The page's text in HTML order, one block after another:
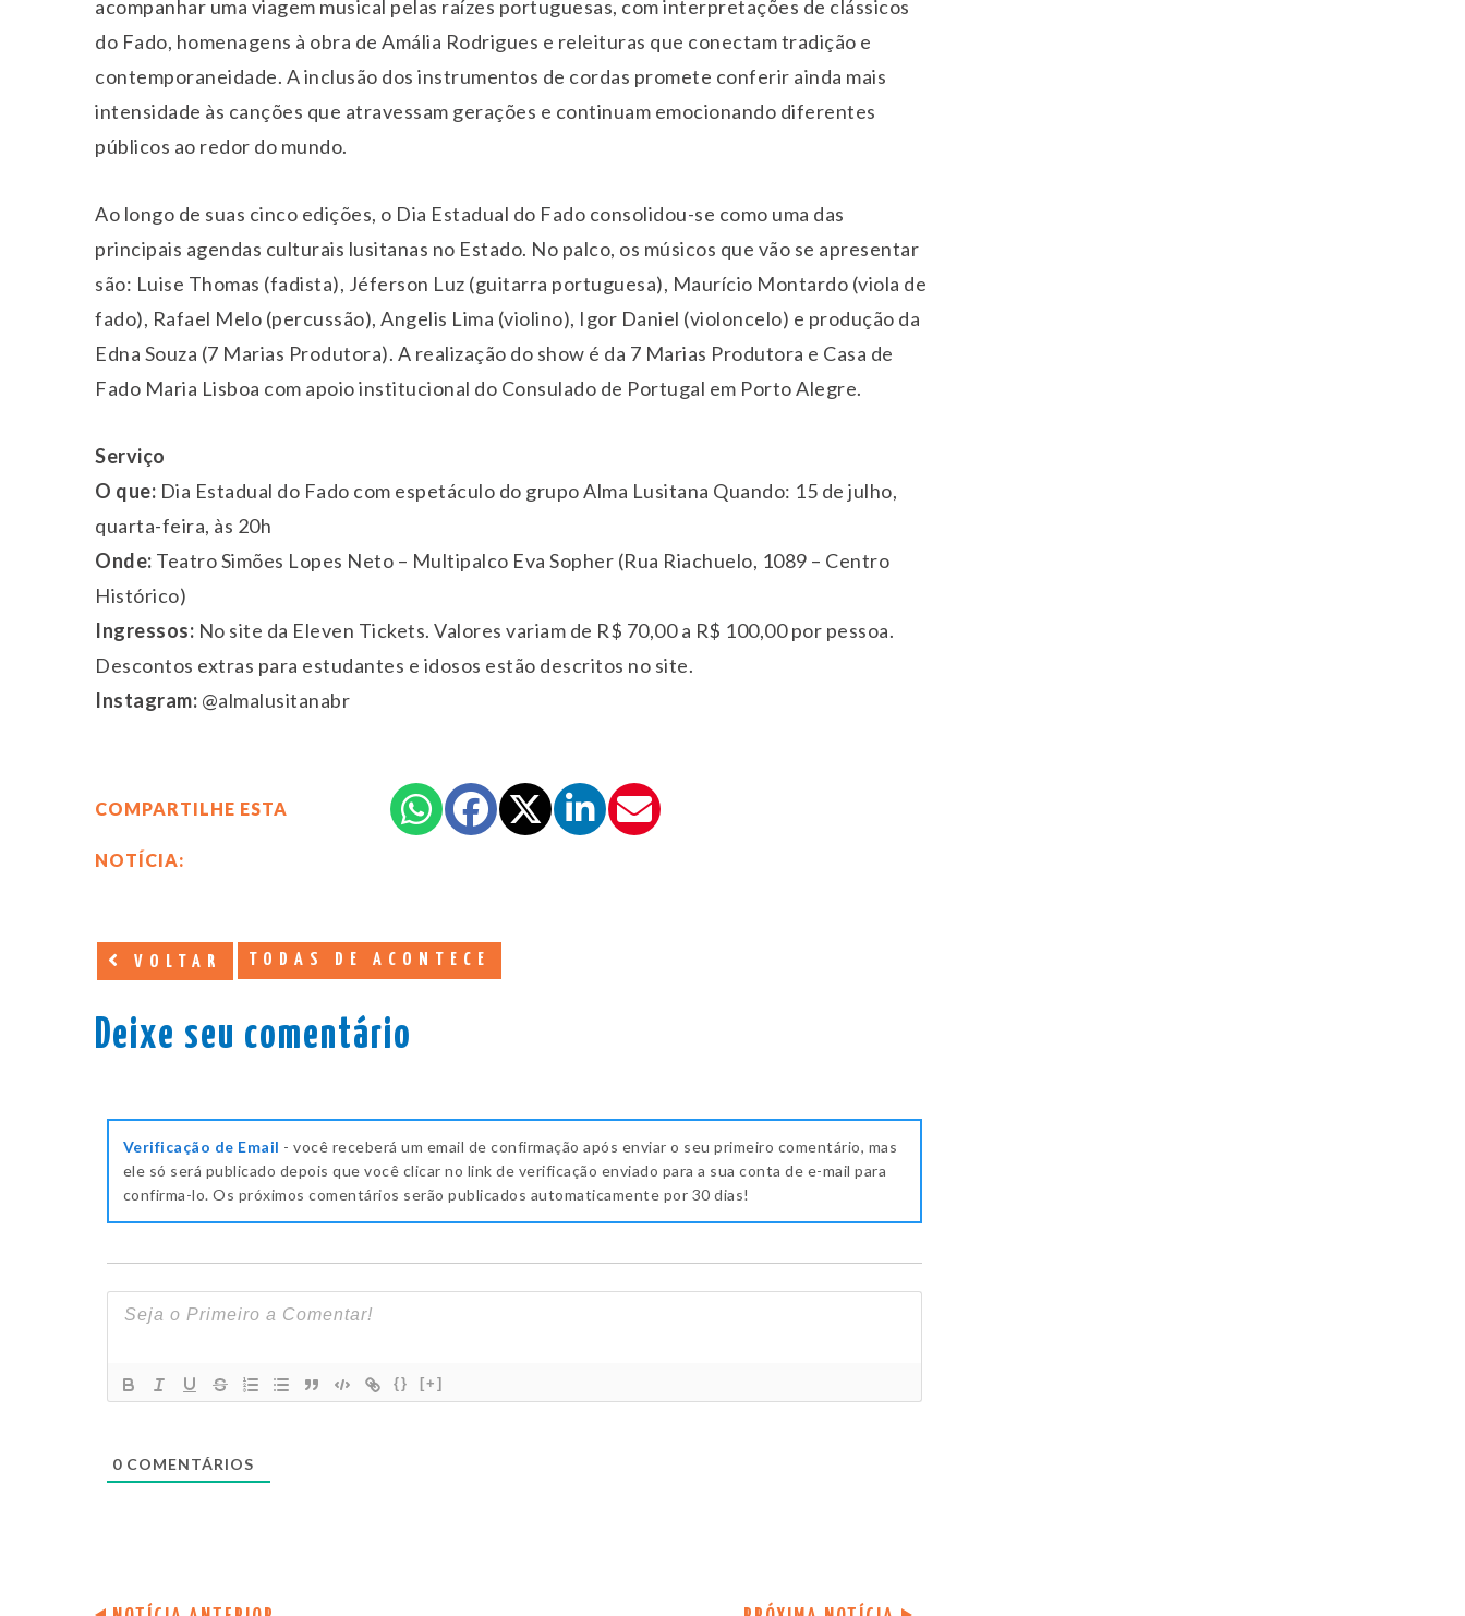
acompanhar uma viagem musical pelas raízes portuguesas, com interpretações de clássicos
do Fado, homenagens à obra de Amália Rodrigues e releituras que conectam tradição e
contemporaneidade. A inclusão dos instrumentos de cordas promete conferir ainda mais
intensidade às canções que atravessam gerações e continuam emocionando diferentes
públicos ao redor do mundo.
Ao longo de suas cinco edições, o Dia Estadual do Fado consolidou-se como uma das
principais agendas culturais lusitanas no Estado. No palco, os músicos que vão se apresentar
são: Luise Thomas (fadista), Jéferson Luz (guitarra portuguesa), Maurício Montardo (viola de
fado), Rafael Melo (percussão), Angelis Lima (violino), Igor Daniel (violoncelo) e produção da
Edna Souza (7 Marias Produtora). A realização do show é da 7 Marias Produtora e Casa de
Fado Maria Lisboa com apoio institucional do Consulado de Portugal em Porto Alegre.
Serviço
O que: Dia Estadual do Fado com espetáculo do grupo Alma Lusitana Quando: 15 de julho,
quarta-feira, às 20h
Onde: Teatro Simões Lopes Neto – Multipalco Eva Sopher (Rua Riachuelo, 1089 – Centro
Histórico)
Ingressos: No site da Eleven Tickets. Valores variam de R$ 70,00 a R$ 100,00 por pessoa.
Descontos extras para estudantes e idosos estão descritos no site.
Instagram: @almalusitanabr
COMPARTILHE ESTA
NOTÍCIA:
VOLTAR TODAS DE ACONTECE
Deixe seu comentário
Verificação de Email - você receberá um email de confirmação após enviar o seu primeiro comentário, mas
ele só será publicado depois que você clicar no link de verificação enviado para a sua conta de e-mail para
confirma-lo. Os próximos comentários serão publicados automaticamente por 30 dias!
{} [+]
0 COMENTÁRIOS